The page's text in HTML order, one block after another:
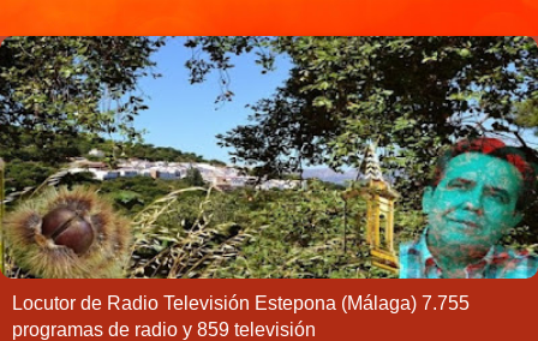
Locutor de Radio Televisión Estepona (Málaga) 7.755
programas de radio y 859 televisión